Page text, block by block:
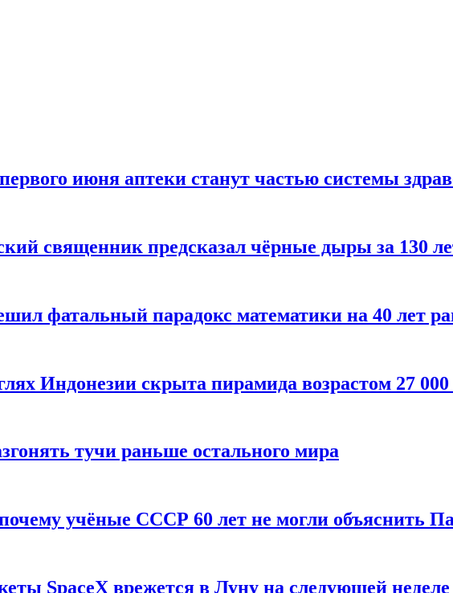
июня аптеки станут частью системы
священник предсказал чёрные дыры за 130
фатальный парадокс математики на 40 лет
Индонезии скрыта пирамида возрастом 27 000
тучи раньше остального мира
почему учёные СССР 60 лет не могли объяснить
SpaceX врежется в Луну на следующей неделе